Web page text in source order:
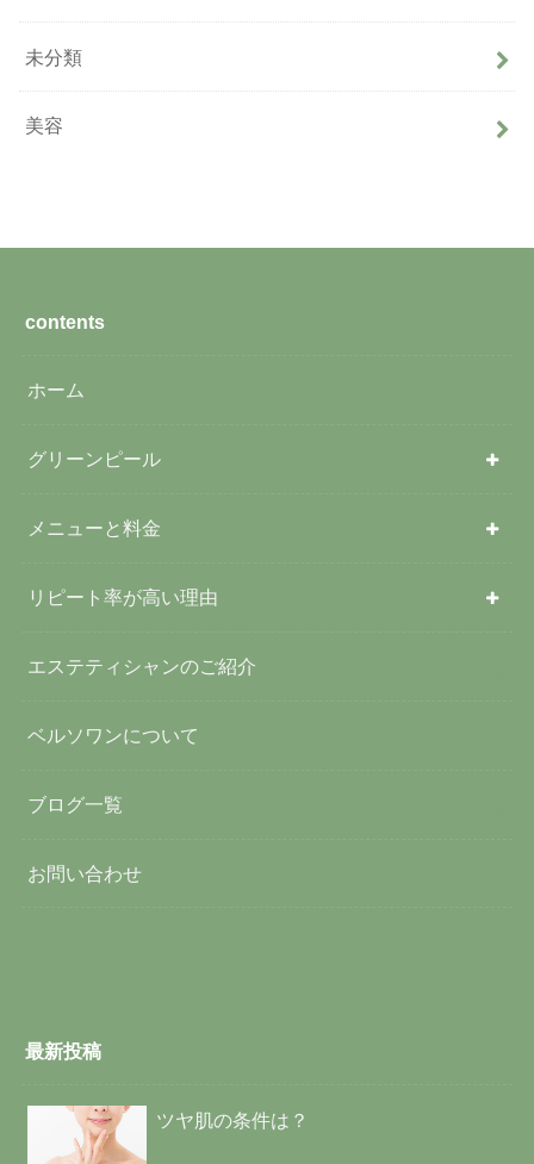
未分類
美容
contents
ホーム
グリーンピール
メニューと料金
リピート率が高い理由
エステティシャンのご紹介
ベルソワンについて
ブログ一覧
お問い合わせ
最新投稿
ツヤ肌の条件は？